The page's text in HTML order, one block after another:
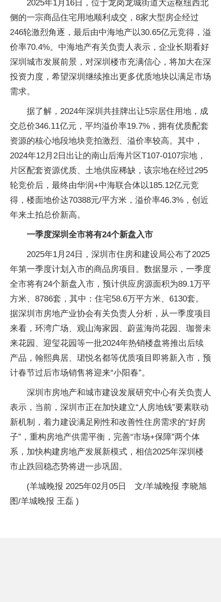
2025年1月16日，位于龙岗龙城街道大运枢纽西北
侧的一宗商品住宅用地顺利成交，8家大型房企经过
246轮激烈角逐，最后由中海地产以30.65亿元竞得，溢
价率70.4%。中海地产有关负责人表示，企业长期看好
深圳城市发展前景，对深圳楼市充满信心，将加大在深
投资力度，希望深圳继续推出更多优质地块以满足市场
需求。
据了解，2024年深圳共挂牌出让5宗居住用地，成
交总价346.11亿元，平均溢价率19.7%，拥有优质配套
资源的核心地段地块竞拍激烈、溢价率较高。其中，
2024年12月2日出让的南山后海片区T107-0107宗地，
片区配套资源优质、土地供应稀缺，该宗地在经过295
轮竞价后，最终由华润+中海联合体以185.12亿元竞
得，楼面地价达70388元/平方米，溢价率46.3%，创近
年来土拍总价新高。
一季度深圳全市将有24个新盘入市
2025年1月24日，深圳市住房和建设局公布了2025
年第一季度计划入市的商品房项目。数据显示，一季度
全市将有24个新盘入市，预计供应房源面积为89.1万平
方米、8786套，其中：住宅58.6万平方米、6130套。
据深圳市房地产业协会有关负责人分析，从一季度项目
来看，环湾广场、观山海家园、蔚蓝海尚花园、珈誉未
来花园、迎玺花园等一批2024年热销楼盘将推出后续
产品，翰熙典居、珺悦名都等优质项目即将新入市，预
计春节过后市场销售将迎来“小阳春”。
深圳市房地产和城市建设发展研究中心有关负责人
表示，当前，深圳市正在加快建立“人房地钱”要素联动
新机制，着力建设满足刚性和改善性住房需求的“好房
子”，重构房地产供需平衡，完善“市场+保障”两个体
系，加快构建房地产发展新模式，相信2025年深圳楼
市止跌回稳态势将进一步巩固。
(羊城晚报 2025年02月05日 文/羊城晚报 李晓旭
图/羊城晚报 王磊 )